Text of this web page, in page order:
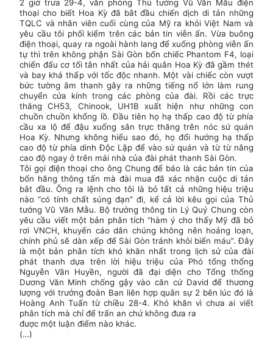
2 giờ trưa 29-4, văn phòng Thủ tướng Vũ Văn Mẫu điện
thoại cho biết Hoa Kỳ đã bắt đầu chiến dịch di tản những
TQLC và nhân viên cuối cùng của Mỹ ra khỏi Việt Nam và
yêu cầu tôi phối kiểm trên các bản tin viễn ấn. Vừa buông
điện thoại, quay ra ngoài hành lang để xuống phòng viễn ấn
tự thì trên không phận Sài Gòn bốn chiếc Phantom F4, loại
chiến đấu cơ tối tân nhất của hải quân Hoa Kỳ đã gầm thét
và bay khá thấp với tốc độc nhanh. Một vài chiếc còn vượt
bức tường âm thanh gây ra những tiếng nổ lớn làm rung
chuyển cửa kính trong các phòng của đài. Rồi các trực
thăng CH53, Chinook, UH1B xuất hiện như những con
chuồn chuồn khổng lồ. Ðầu tiên họ hạ thấp cao độ từ phía
cầu xa lộ để đậu xuống sân trực thăng trên nóc sứ quán
Hoa Kỳ. Nhưng không hiểu sao đó, họ đổi hướng hạ thấp
cao độ từ phía dinh Ðộc Lập để vào sứ quán và từ từ nâng
cao độ ngay ở trên mái nhà của đài phát thanh Sài Gòn.
Tôi gọi điện thoại cho ông Chung để báo là các bản tin của
bốn hãng thông tấn mà đài mua đã xác nhận cuộc di tản
bắt đầu. Ông ra lệnh cho tôi là bỏ tất cả những hiệu triệu
nào “có tính chất súng đạn” đi, kể cả lời kêu gọi của Thủ
tướng Vũ Văn Mẫu. Bộ trưởng thông tin Lý Quý Chung còn
yêu cầu viết một bản phân tích “hàm ý cho thấy Mỹ đã bỏ
rơi VNCH, khuyến cáo dân chúng không nên hoảng loạn,
chính phủ sẽ dàn xếp để Sài Gòn tránh khỏi biển máu”. Ðây
là một bản phân tích khó khăn nhất trong lịch sử của đài
phát thanh dựa trên lời hiệu triệu của Phó tổng thống
Nguyễn Văn Huyền, người đã đại diện cho Tổng thống
Dương Văn Minh chống gậy vào căn cứ David để thương
lượng với trưởng đoàn Ban liên hợp quân sự 2 bên lúc đó là
Hoàng Anh Tuấn từ chiều 28-4. Khó khăn vì chưa ai viết
phân tích mà chỉ để trấn an chứ không đưa ra
được một luận điểm nào khác.
(…)